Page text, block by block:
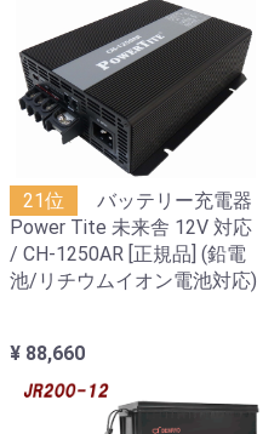
21位
バッテリー充電器
Power Tite 未来舎 12V 対応
/ CH-1250AR [正規品] (鉛電
池/リチウムイオン電池対応)
¥ 88,660